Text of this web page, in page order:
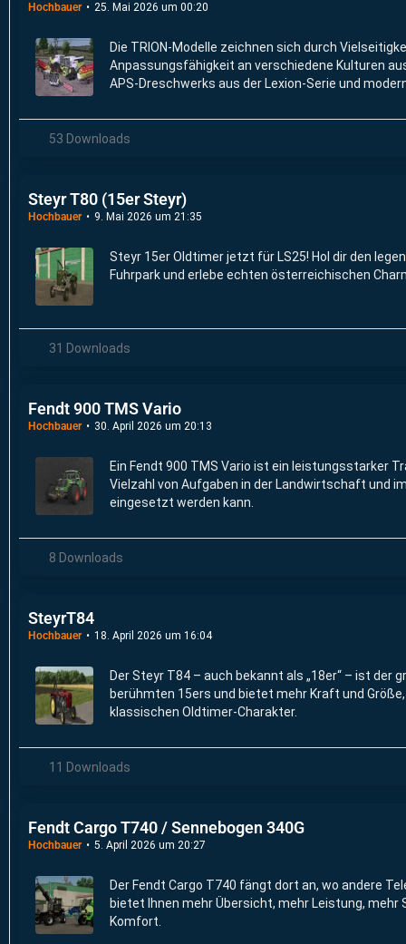
Hochbauer 25. Mai 2026 um 00:20
Die TRION-Modelle zeichnen sich durch
Anpassungsfähigkeit an verschiedene Kulturen
APS-Dreschwerks aus der Lexion-Serie und
53 Downloads
Steyr T80 (15er Steyr)
Hochbauer 9. Mai 2026 um 21:35
Steyr 15er Oldtimer jetzt für LS25! Hol dir den
Fuhrpark und erlebe echten österreichischen
31 Downloads
Fendt 900 TMS Vario
Hochbauer 30. April 2026 um 20:13
Ein Fendt 900 TMS Vario ist ein leistungsstarker
Vielzahl von Aufgaben in der Landwirtschaft und
eingesetzt werden kann.
8 Downloads
SteyrT84
Hochbauer 18. April 2026 um 16:04
Der Steyr T84 – auch bekannt als „18er“ – ist der
berühmten 15ers und bietet mehr Kraft und
klassischen Oldtimer-Charakter.
11 Downloads
Fendt Cargo T740 / Sennebogen 340G
Hochbauer 5. April 2026 um 20:27
Der Fendt Cargo T740 fängt dort an, wo andere
bietet Ihnen mehr Übersicht, mehr Leistung, mehr
Komfort.